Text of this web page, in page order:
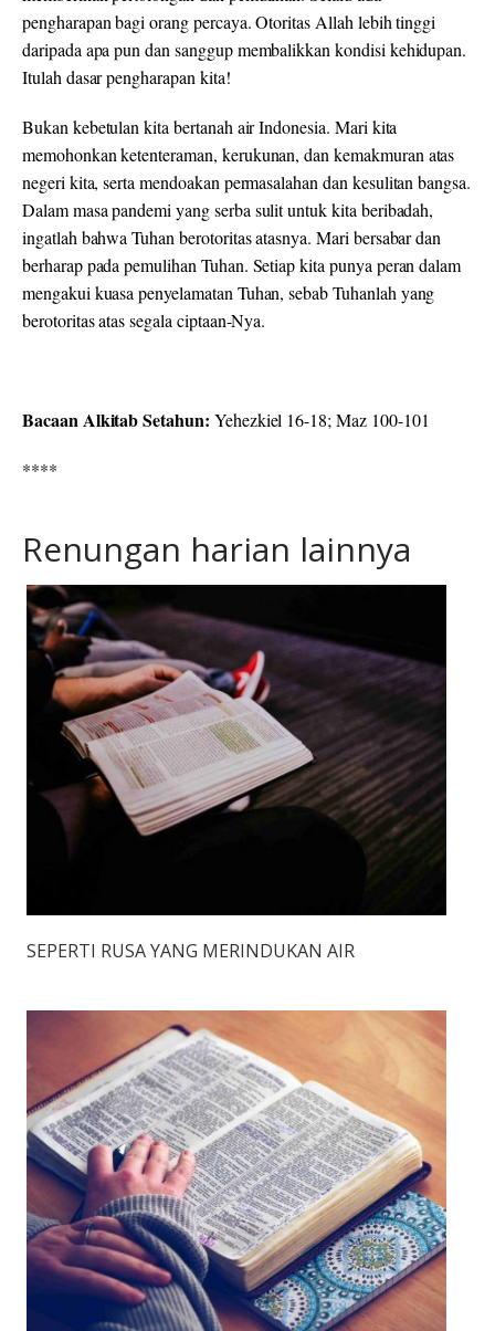
pengharapan bagi orang percaya. Otoritas Allah lebih tinggi
daripada apa pun dan sanggup membalikkan kondisi kehidupan.
Itulah dasar pengharapan kita!
Bukan kebetulan kita bertanah air Indonesia. Mari kita
memohonkan ketenteraman, kerukunan, dan kemakmuran atas
negeri kita, serta mendoakan permasalahan dan kesulitan bangsa.
Dalam masa pandemi yang serba sulit untuk kita beribadah,
ingatlah bahwa Tuhan berotoritas atasnya. Mari bersabar dan
berharap pada pemulihan Tuhan. Setiap kita punya peran dalam
mengakui kuasa penyelamatan Tuhan, sebab Tuhanlah yang
berotoritas atas segala ciptaan-Nya.
Bacaan Alkitab Setahun: Yehezkiel 16-18; Maz 100-101
****
Renungan harian lainnya
SEPERTI RUSA YANG MERINDUKAN AIR